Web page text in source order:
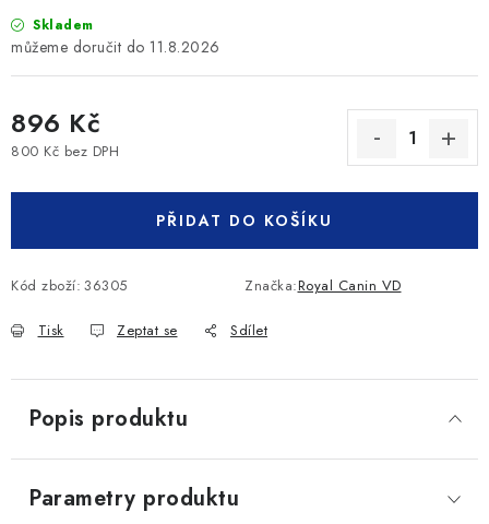
Skladem
11.8.2026
896 Kč
800 Kč bez DPH
PŘIDAT DO KOŠÍKU
Kód zboží: 36305 Značka:Royal Canin VD
Tisk Zeptat se Sdílet
Popis produktu
Parametry produktu